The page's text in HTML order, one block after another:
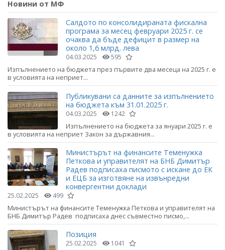
Новини от МФ
Салдото по консолидираната фискална
програма за месец февруари 2025 г. се
очаква да бъде дефицит в размер на
около 1,6 млрд. лева
04.03.2025 595
Изпълнението на бюджета през първите два месеца на 2025 г. е
в условията на неприет...
Публикувани са данните за изпълнението
на бюджета към 31.01.2025 г.
04.03.2025 1242
Изпълнението на бюджета за януари 2025 г. е
в условията на неприет Закон за държавния...
Министърът на финансите Теменужка
Петкова и управителят на БНБ Димитър
Радев подписаха писмото с искане до ЕК
и ЕЦБ за изготвяне на извънредни
конвергентни доклади
25.02.2025 499
Министърът на финансите Теменужка Петкова и управителят на
БНБ Димитър Радев подписаха днес съвместно писмо,...
Позиция
25.02.2025 1041